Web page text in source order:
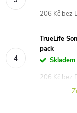
206 Kč bez
TrueLife
pack
Skladem
206 Kč bez